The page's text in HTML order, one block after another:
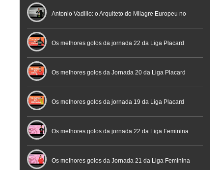
profissional em conferência histórica na Cidade do
Futebol
Antonio Vadillo: o Arquiteto do Milagre Europeu no
Futsal | Documentário
Os melhores golos da jornada 22 da Liga Placard
Os melhores golos da Jornada 20 da Liga Placard
Futsal
Os melhores golos da jornada 19 da Liga Placard
Os melhores golos da jornada 22 da Liga Feminina
Placard
Os melhores golos da Jornada 21 da Liga Feminina